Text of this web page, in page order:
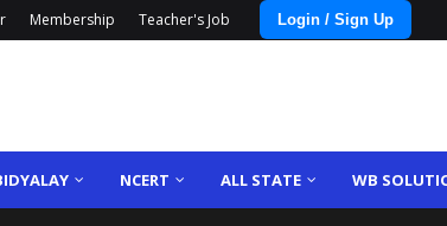
Membership Teacher's Job Login / Sign Up
NCERT ALL STATE WB